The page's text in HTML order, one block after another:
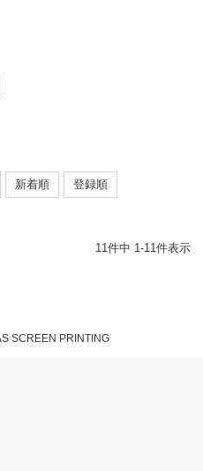
新着順
登録順
11件中 1-11件表示
SCREEN PRINTING